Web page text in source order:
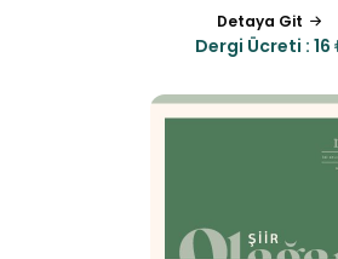
Detaya Git
Dergi Ücreti : 16